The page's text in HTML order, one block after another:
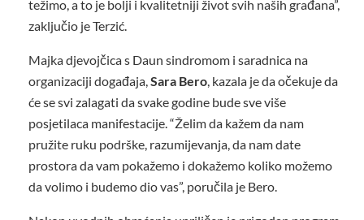
težimo, a to je bolji i kvalitetniji život svih naših građana”,
zaključio je Terzić.
Majka djevojčica s Daun sindromom i saradnica na
organizaciji događaja,Sara Bero, kazala je da očekuje da
će se svi zalagati da svake godine bude sve više
posjetilaca manifestacije. “Želim da kažem da nam
pružite ruku podrške, razumijevanja, da nam date
prostora da vam pokažemo i dokažemo koliko možemo
da volimo i budemo dio vas”, poručila je Bero.